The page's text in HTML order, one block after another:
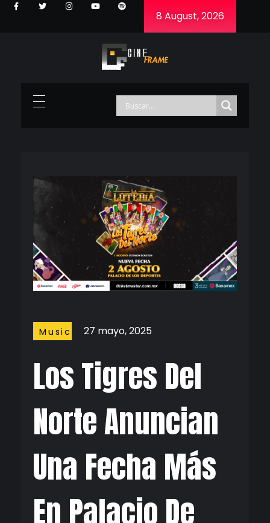
8 August, 2026
Los Tigres Del
Norte Anuncian
Una Fecha Más
En Palacio De
27 mayo, 2025
Music